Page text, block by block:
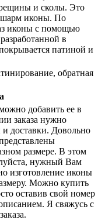
и сколы. Это
шарм иконы. По
иконы с помощью
в
патиной и
обратная
добавить ее в
заказа нужно
доставки. Довольно
размере. В этом
нужный Вам
изготовление иконы
Можно купить
оставив свой номер
Я свяжусь с